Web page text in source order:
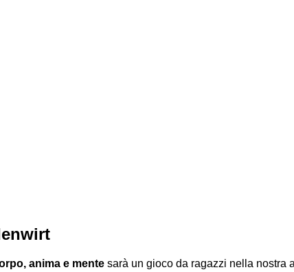
anima e mente sarà un gioco da ragazzi nella nostra